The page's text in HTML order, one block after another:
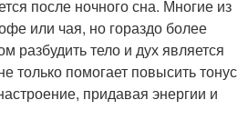
после ночного сна. Многие из
или чая, но гораздо более
разбудить тело и дух является
только помогает повысить тонус
придавая энергии и